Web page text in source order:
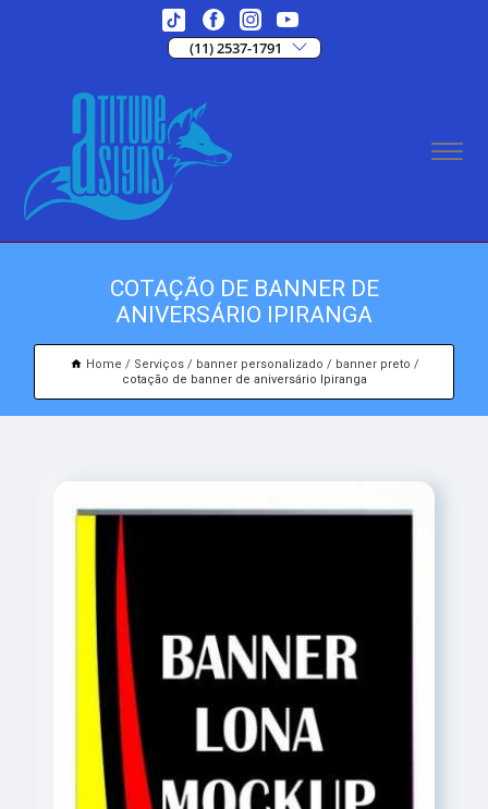
(11) 2537-1791
COTAÇÃO DE BANNER DE
ANIVERSÁRIO IPIRANGA
Home Serviços banner personalizado
banner preto
cotação de banner de aniversário Ipiranga